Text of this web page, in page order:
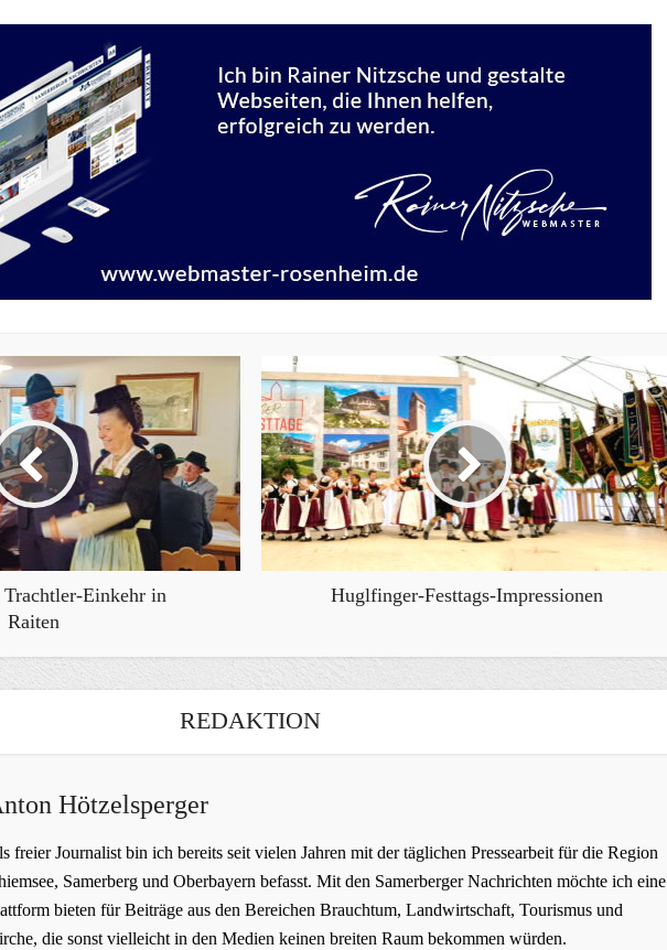
Trachtler-Einkehr in
Raiten
Huglfinger-Festtags-Impressionen
REDAKTION
Hötzelsperger
freier Journalist bin ich bereits seit vielen Jahren mit der täglichen Pressearbeit für die Region
Samerberg und Oberbayern befasst. Mit den Samerberger Nachrichten möchte ich eine
bieten für Beiträge aus den Bereichen Brauchtum, Landwirtschaft, Tourismus und
die sonst vielleicht in den Medien keinen breiten Raum bekommen würden.